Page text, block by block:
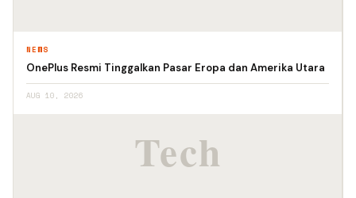
NEWS
OnePlus Resmi Tinggalkan Pasar Eropa dan Amerika Utara
AUG 10, 2026